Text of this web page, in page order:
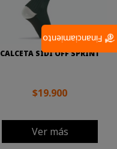
CALCETA SIDI OFF SPRINT
$19.900
Ver más
Financiamiento